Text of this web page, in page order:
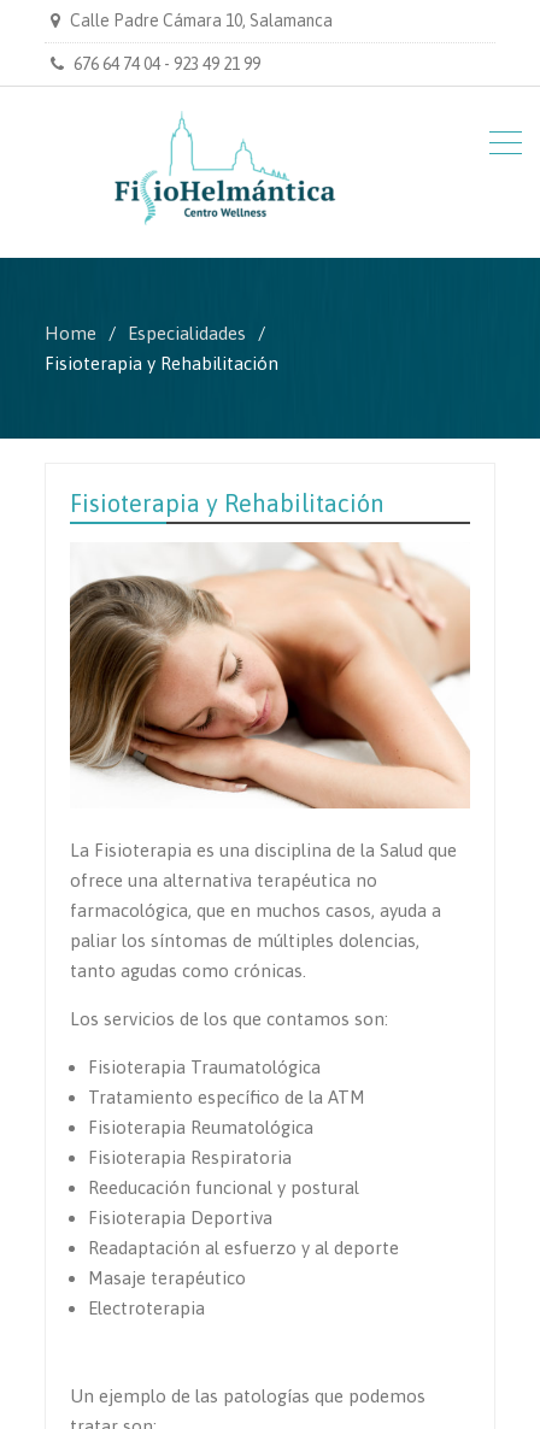
Calle Padre Cámara 10, Salamanca
676 64 74 04 - 923 49 21 99
Home
Especialidades
Fisioterapia y Rehabilitación
Fisioterapia y Rehabilitación
La Fisioterapia es una disciplina de la Salud que
ofrece una alternativa terapéutica no
farmacológica, que en muchos casos, ayuda a
paliar los síntomas de múltiples dolencias,
tanto agudas como crónicas.
Los servicios de los que contamos son:
Fisioterapia Traumatológica
Tratamiento específico de la ATM
Fisioterapia Reumatológica
Fisioterapia Respiratoria
Reeducación funcional y postural
Fisioterapia Deportiva
Readaptación al esfuerzo y al deporte
Masaje terapéutico
Electroterapia
Un ejemplo de las patologías que podemos